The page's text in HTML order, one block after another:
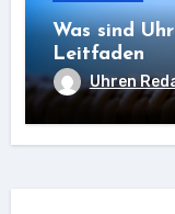
Was sind
Leitfaden
Uhren